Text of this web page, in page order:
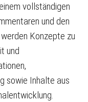
vollständigen
und den
Konzepte zu
und
sowie Inhalte aus